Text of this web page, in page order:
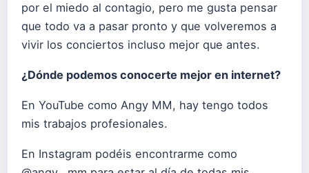
por el miedo al contagio, pero me gusta pensar
que todo va a pasar pronto y que volveremos a
vivir los conciertos incluso mejor que antes.
¿Dónde podemos conocerte mejor en internet?
En YouTube como Angy MM, hay tengo todos
mis trabajos profesionales.
En Instagram podéis encontrarme como